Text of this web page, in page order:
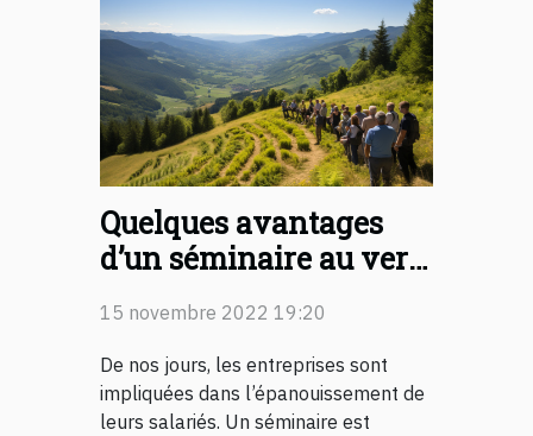
Quelques avantages
d’un séminaire au vert
dans le Vercors
15 novembre 2022 19:20
De nos jours, les entreprises sont
impliquées dans l’épanouissement de
leurs salariés. Un séminaire est